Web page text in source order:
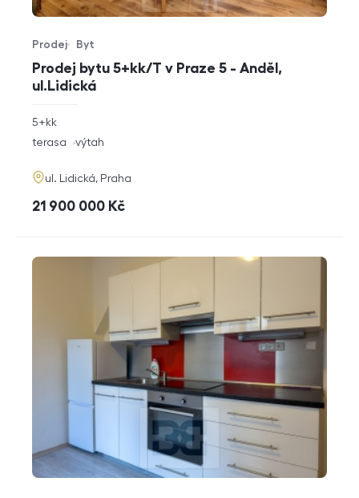
Prodej bytu 5+kk/T v Praze 5 - Anděl,
ul.Lidická
Typ nabídky
Prodej
Typ nemovitosti
Byt
rozměry
dispozice
5+kk
funkce
terasa výtah
adresa
ul. Lidická, Praha
cena
21 900 000 Kč